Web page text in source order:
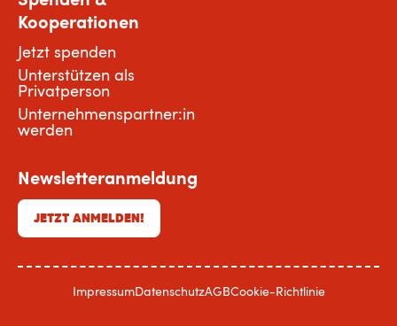
Kooperationen
Jetzt spenden
Unterstützen als
Privatperson
Unternehmenspartner:in
werden
Newsletteranmeldung
JETZT ANMELDEN!
ImpressumDatenschutzAGBCookie-Richtlinie